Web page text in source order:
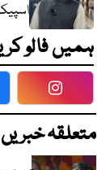
ہمیں فالو
متعلقہ خبریں